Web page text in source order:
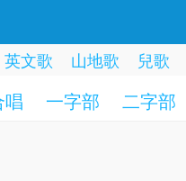
英文歌 山地歌 兒歌
唱 一字部 二字部